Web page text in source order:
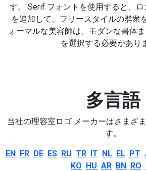
す。 Serif フォントを使用すると、
を追加して、フリースタイルの群衆
ォーマルな美容師は、モダンな書体
を選択する必要があり
多言語
当社の理容室ロゴ メーカーはさまざ
す。
EN FR DE ES RU TR IT NL EL PT
KO HU AR BN RO